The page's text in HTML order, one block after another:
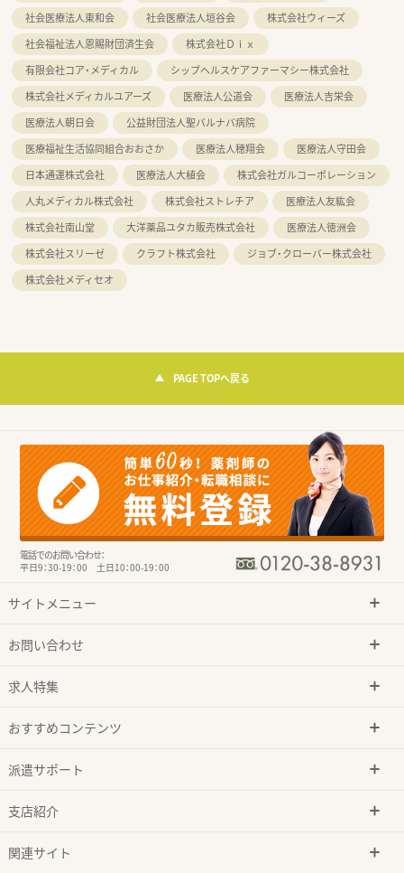
社会医療法人東和会
社会医療法人垣谷会
株式会社ウィーズ
社会福祉法人恩賜財団済生会
株式会社Ｄｉｘ
有限会社コア・メディカル
シップヘルスケアファーマシー株式会社
株式会社メディカルユアーズ
医療法人公道会
医療法人吉栄会
医療法人朝日会
公益財団法人聖バルナバ病院
医療福祉生活協同組合おおさか
医療法人穂翔会
医療法人守田会
日本通運株式会社
医療法人大植会
株式会社ガルコーポレーション
人丸メディカル株式会社
株式会社ストレチア
医療法人友紘会
株式会社南山堂
大洋薬品ユタカ販売株式会社
医療法人徳洲会
株式会社スリーゼ
クラフト株式会社
ジョブ・クローバー株式会社
株式会社メディセオ
PAGE TOPへ戻る
電話でのお問い合わせ：
平日9：30-19：00 土日10：00-19：00
サイトメニュー
お問い合わせ
求人特集
おすすめコンテンツ
派遣サポート
支店紹介
関連サイト